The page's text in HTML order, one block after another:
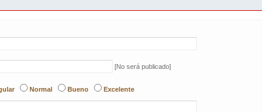
[No será publicado]
Normal Bueno Excelente